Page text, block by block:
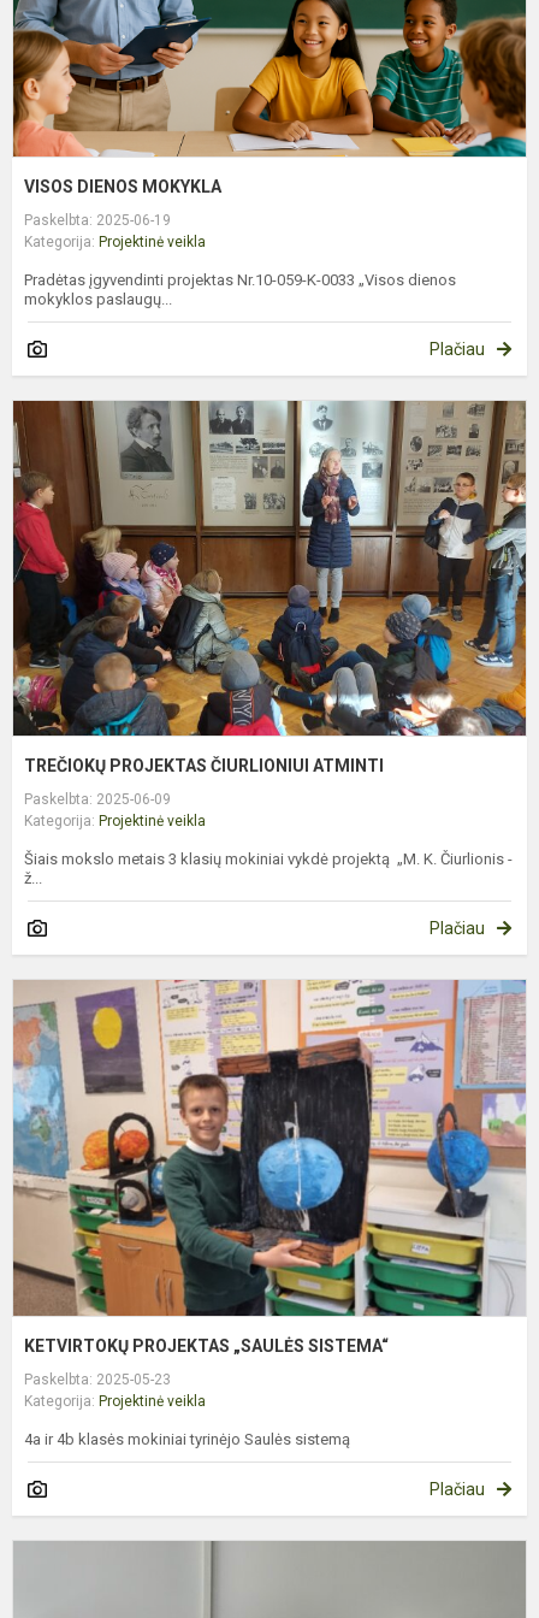
VISOS DIENOS MOKYKLA
Paskelbta: 2025-06-19
Kategorija: Projektinė veikla
Pradėtas įgyvendinti projektas Nr.10-059-K-0033 „Visos dienos
mokyklos paslaugų...
Plačiau
TREČIOKŲ PROJEKTAS ČIURLIONIUI ATMINTI
Paskelbta: 2025-06-09
Kategorija: Projektinė veikla
Šiais mokslo metais 3 klasių mokiniai vykdė projektą „M. K. Čiurlionis -
ž...
Plačiau
KETVIRTOKŲ PROJEKTAS „SAULĖS SISTEMA“
Paskelbta: 2025-05-23
Kategorija: Projektinė veikla
4a ir 4b klasės mokiniai tyrinėjo Saulės sistemą
Plačiau